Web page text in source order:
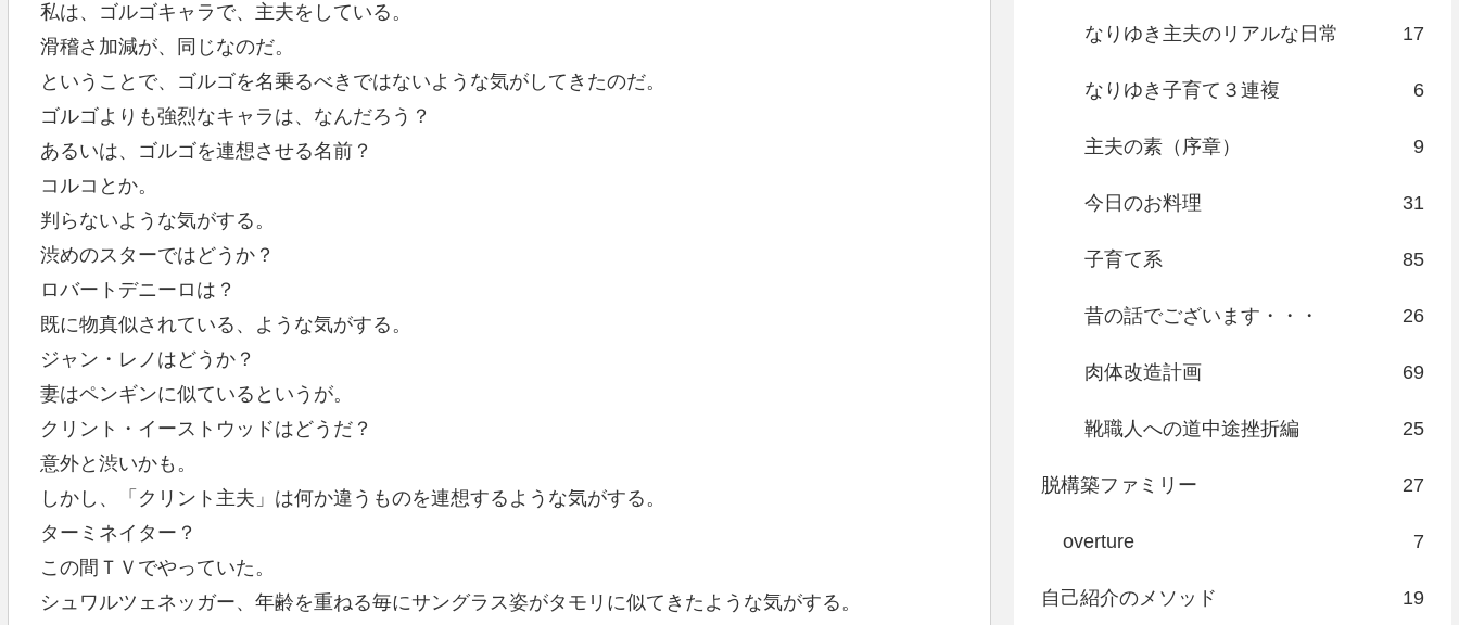
私は、ゴルゴキャラで、主夫をしている。
滑稽さ加減が、同じなのだ。
ということで、ゴルゴを名乗るべきではないような気がしてきたのだ。
ゴルゴよりも強烈なキャラは、なんだろう？
あるいは、ゴルゴを連想させる名前？
コルコとか。
判らないような気がする。
渋めのスターではどうか？
ロバートデニーロは？
既に物真似されている、ような気がする。
ジャン・レノはどうか？
妻はペンギンに似ているというが。
クリント・イーストウッドはどうだ？
意外と渋いかも。
しかし、「クリント主夫」は何か違うものを連想するような気がする。
ターミネイター？
この間ＴＶでやっていた。
シュワルツェネッガー、年齢を重ねる毎にサングラス姿がタモリに似てきたような気がする。
なりゆき主夫のリアルな日常 17
なりゆき子育て３連複 6
主夫の素（序章） 9
今日のお料理 31
子育て系 85
昔の話でございます・・・ 26
肉体改造計画 69
靴職人への道中途挫折編 25
脱構築ファミリー 27
overture 7
自己紹介のメソッド 19